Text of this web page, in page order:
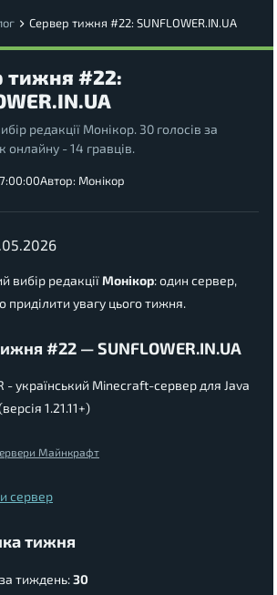
Сервер тижня #22: SUNFLOWER.IN.UA
тижня #22:
редакції Монікор. 30 голосів за
онлайну - 14 гравців.
Автор: Монікор
вибір редакціїМонікор: один сервер,
приділити увагу цього тижня.
#22 — SUNFLOWER.IN.UA
- український Minecraft-сервер для Java
1.21.11+)
Майнкрафт
сервер
тижня
за тиждень:30